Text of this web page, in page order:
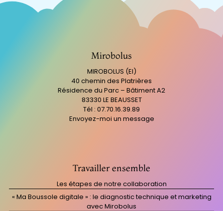
Mirobolus
MIROBOLUS (EI)
40 chemin des Platrières
Résidence du Parc – Bâtiment A2
83330 LE BEAUSSET
Tél : 07.70.16.39.89
Envoyez-moi un message
Travailler ensemble
Les étapes de notre collaboration
« Ma Boussole digitale » : le diagnostic technique et marketing
avec Mirobolus